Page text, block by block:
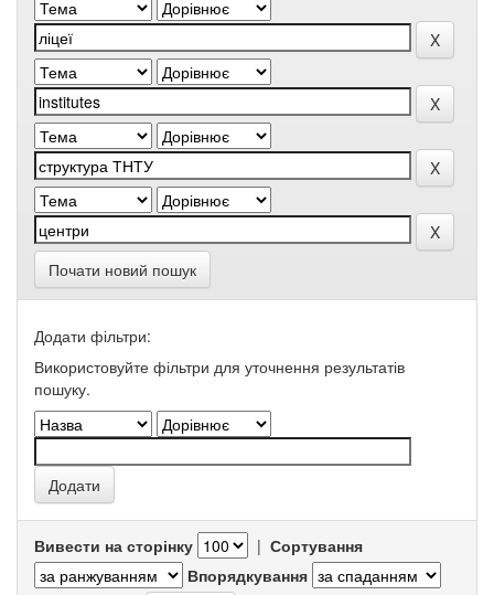
Почати новий пошук
Додати фільтри:
Використовуйте фільтри для уточнення результатів
пошуку.
Вивести на сторінку | Сортування
Впорядкування